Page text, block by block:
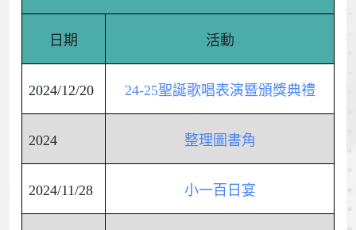
日期 活動
2024/12/20 24-25聖誕歌唱表演暨頒獎典禮
2024 整理圖書角
2024/11/28 小一百日宴